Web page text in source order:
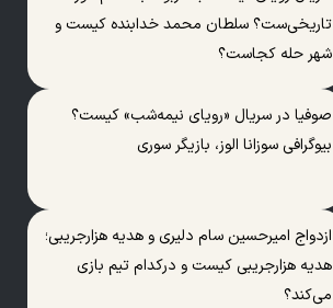
تاریخی‌ست؟ سلطان محمد خدابنده کیست و
شهر حله کجاست؟
صوفیا در سریال «رویای نیمه‌شب» کیست؟
بیوگرافی سوزانا الوز، بازیگر سوری
ازدواج امیرحسین سام دلیری و هدیه هزارجریبی؛
هدیه هزارجریبی کیست و درکدام تیم بازی
می‌کند؟